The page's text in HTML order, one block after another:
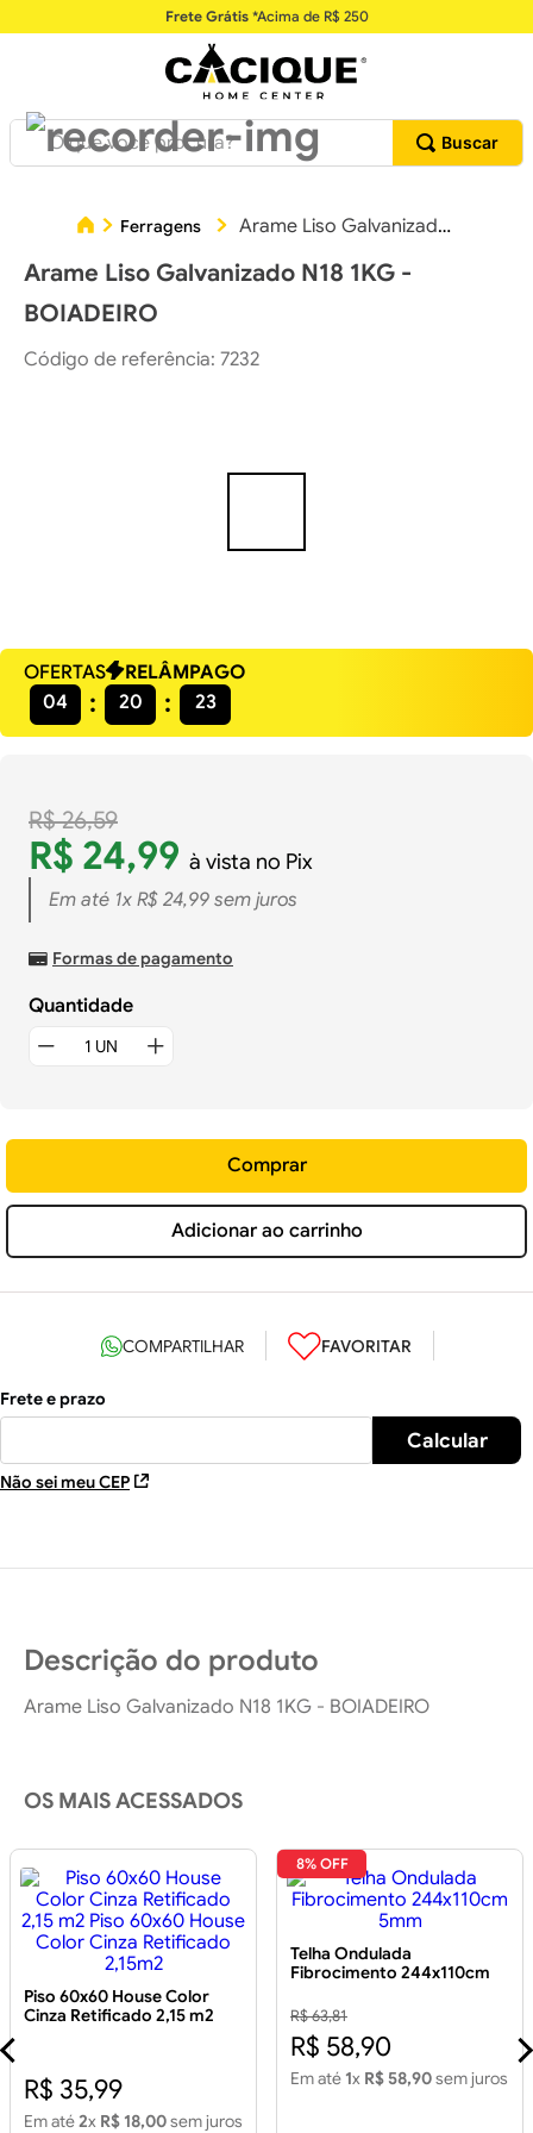
Frete Grátis*Acima de R$ 250
O que você procura?
Ferragens Arame Liso Galvanizado N18 1KG - BOIADEIRO
Arame Liso Galvanizado N18 1KG -
BOIADEIRO
Código de referência: 7232
OFERTAS
RELÂMPAGO
04
20 23
R$ 26,59
R$ 24,99 à vista no Pix
Em até 1x R$ 24,99sem juros
Formas de pagamento
Quantidade
Adicionar ao carrinho
Comprar
Não sei meu CEP
Descrição do produto
Arame Liso Galvanizado N18 1KG - BOIADEIRO
OS MAIS ACESSADOS
Piso 60x60 House Color
Cinza Retificado 2,15 m2
R$ 35,99
Em até2x R$ 18,00sem juros
8% OFF
Telha Ondulada
Fibrocimento 244x110cm
R$ 63,81
R$ 58,90
Em até 1x R$ 58,90sem juros